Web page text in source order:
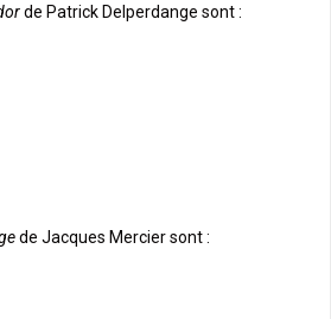
de Patrick Delperdange sont :
de Jacques Mercier sont :